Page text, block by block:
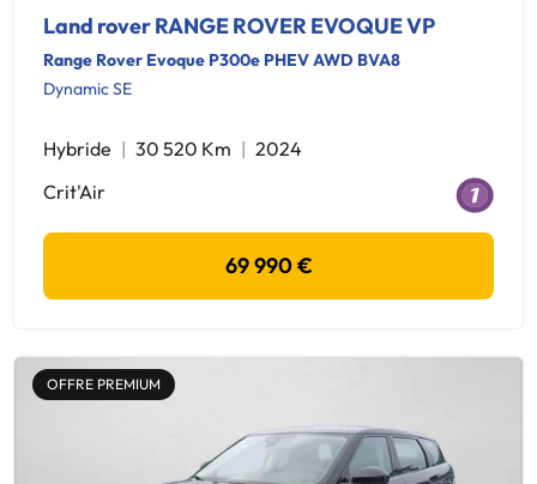
Land rover RANGE ROVER EVOQUE VP
Range Rover Evoque P300e PHEV AWD BVA8
Dynamic SE
Hybride 30 520 Km
2024
Crit'Air
69 990 €
OFFRE PREMIUM